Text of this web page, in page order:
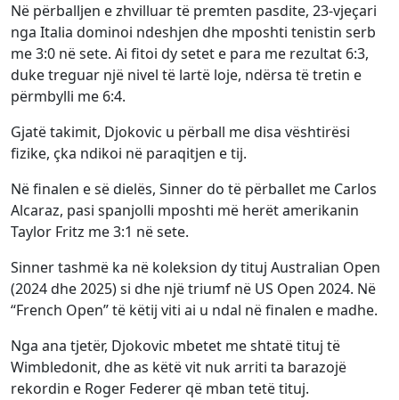
Në përballjen e zhvilluar të premten pasdite, 23-vjeçari
nga Italia dominoi ndeshjen dhe mposhti tenistin serb
me 3:0 në sete. Ai fitoi dy setet e para me rezultat 6:3,
duke treguar një nivel të lartë loje, ndërsa të tretin e
përmbylli me 6:4.
Gjatë takimit, Djokovic u përball me disa vështirësi
fizike, çka ndikoi në paraqitjen e tij.
Në finalen e së dielës, Sinner do të përballet me Carlos
Alcaraz, pasi spanjolli mposhti më herët amerikanin
Taylor Fritz me 3:1 në sete.
Sinner tashmë ka në koleksion dy tituj Australian Open
(2024 dhe 2025) si dhe një triumf në US Open 2024. Në
“French Open” të këtij viti ai u ndal në finalen e madhe.
Nga ana tjetër, Djokovic mbetet me shtatë tituj të
Wimbledonit, dhe as këtë vit nuk arriti ta barazojë
rekordin e Roger Federer që mban tetë tituj.